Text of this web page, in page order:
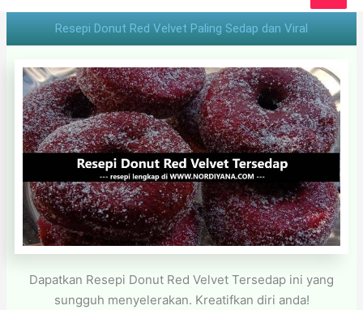
Resepi Donut Red Velvet Paling Sedap dan Viral
Dapatkan Resepi Donut Red Velvet Tersedap ini yang
sungguh menyelerakan. Kreatifkan diri anda!